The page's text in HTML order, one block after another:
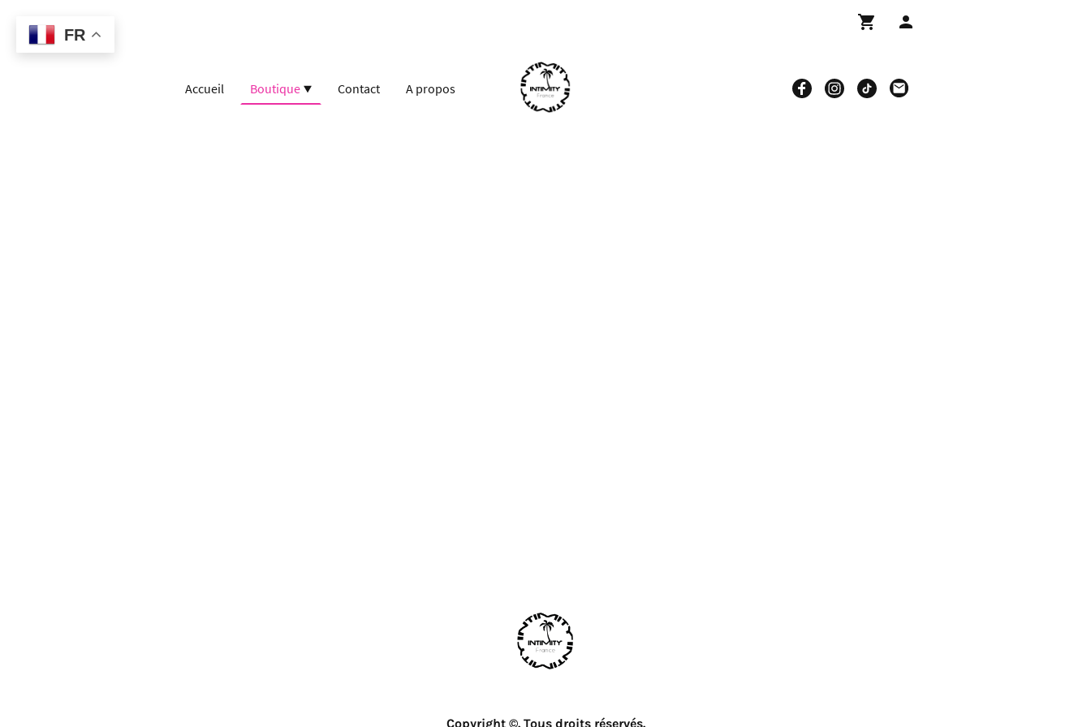
Accueil Boutique Contact A propos
Copyright ©. Tous droits réservés.
FR